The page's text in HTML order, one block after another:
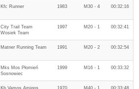
Kfc Runner 1983 M30 - 4 00:32:16
City Trail Team
Wosiek Team
1997 M20 - 1 00:32:41
Matner Running Team 1991 M20 - 2 00:32:54
Mks Mos Płomień
Sosnowiec
1999 M16 - 1 00:33:32
Kb Vamos Amigos
1970 M40 - 1 00:33:48